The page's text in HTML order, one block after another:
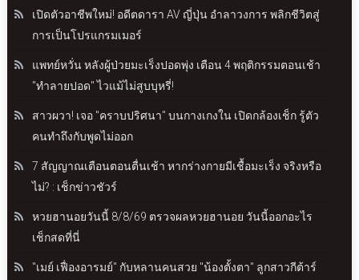
เปิดตัวอาชีพใหม่! อดีตดารา AV ญี่ปุ่น อำลาวงการ พลิกชีวิตสู่
การเป็นโปรแกรมเมอร์
แพทย์หวั่น หลังผู้ป่วยมะเร็งปอดพุ่ง เตือน 4 พฤติกรรมตอนเช้า
"ทำลายปอด" ไวแม้ไม่สูบบุหรี่!
สาวผวา! เจอ "คราบปริศนา" บนกางเกงใน เปิดกล้องเช็ก รู้ตัว
คนทำถึงกับพูดไม่ออก
7 สัญญาณเตือนตอนตื่นเช้า หากร่างกายมีเชื้อมะเร็ง จริงหรือ
ไม่? : เช็กข่าวชัวร์
หวยฮานอยวันนี้ 8/8/69 ตรวจผลหวยฮานอย วันนี้ออกอะไร
เช็กสดที่นี่
"เมย์ เฟื่องอารมย์" กับหลานคนสวย "น้องตั้งตา" ลูกสาวกีต้าร์